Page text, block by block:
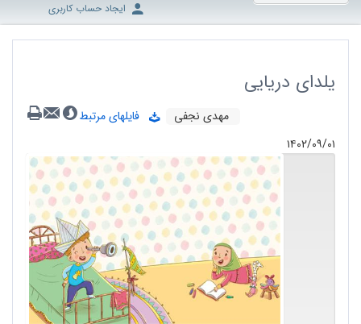
ایجاد حساب کاربری
یلدای دریایی
مهدی نجفی
فایلهای مرتبط
۱۴۰۲/۰۹/۰۱